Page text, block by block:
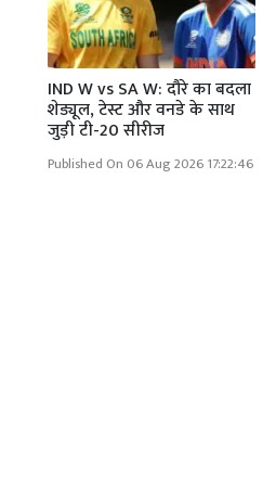
IND W vs SA W: दौरे का बदला
शेड्यूल, टेस्ट और वनडे के साथ
जुड़ी टी-20 सीरीज
Published On 06 Aug 2026 17:22:46